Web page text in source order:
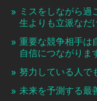
ミスをしながら過
生よりも立派なだ
重要な競争相手は
自信につながりま
努力している人で
未来を予測する最